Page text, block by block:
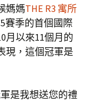
媽媽THE R3 寓所
賽季的首個國際
月以來11個月的
現，這個冠軍是
是我想送您的禮